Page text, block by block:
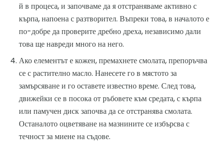
й в процеса, и започваме да я отстраняваме активно с
кърпа, напоена с разтворител. Въпреки това, в началото е
по-добре да проверите дребно дреха, независимо дали
това ще навреди много на него.
Ако елементът е кожен, премахнете смолата, препоръчва
се с растително масло. Нанесете го в мястото за
замърсяване и го оставете известно време. След това,
движейки се в посока от ръбовете към средата, с кърпа
или памучен диск започва да се отстранява смолата.
Останалото оцветяване на мазнините се избърсва с
течност за миене на съдове.